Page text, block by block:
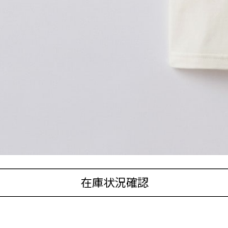
在庫状況確認